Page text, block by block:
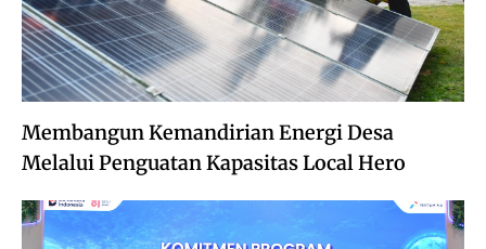
Membangun Kemandirian Energi Desa
Melalui Penguatan Kapasitas Local Hero